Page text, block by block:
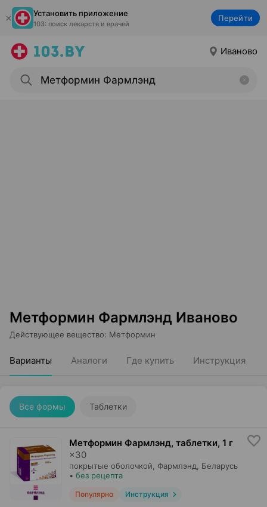
Установить приложение
103: поиск лекарств и врачей
Перейти
Иваново
Метформин Фармлэнд Иваново
Действующее вещество: Метформин
Варианты Аналоги Где купить Инструкция
Все формы Таблетки
Метформин Фармлэнд, таблетки, 1 г
×30
покрытые оболочкой, Фармлэнд , Беларусь
• без рецепта
Популярно Инструкция